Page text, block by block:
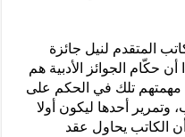
المتقدم لنيل جائزة
حكّام الجوائز الأدبية هم
أن مهمتهم تلك في الحكم على
أحدها ليكون أولا
الكاتب يحاول عقد